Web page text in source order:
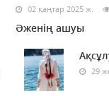
02 қаңтар 2025 ж.
Әженің ашуы
29